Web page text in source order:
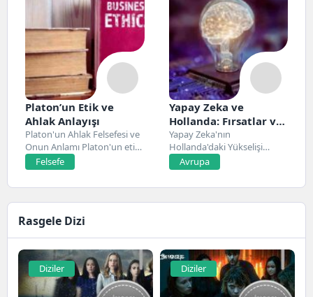
Platon’un Etik ve
Ahlak Anlayışı
Platon'un Ahlak Felsefesi ve
Onun Anlamı Platon'un etik
ve ahlak...
Felsefe
Yapay Zeka ve
Hollanda: Fırsatlar ve
Zorluklar
Yapay Zeka'nın
Hollanda'daki Yükselişi
Hollanda, son yıllarda yapay
zeka alanında...
Avrupa
Rasgele Dizi
Diziler Diziler